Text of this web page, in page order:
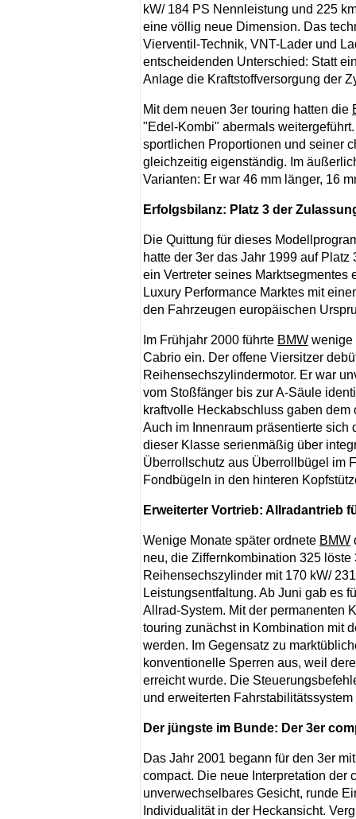
kW/ 184 PS Nennleistung und 225
eine völlig neue Dimension. Das
Vierventil-Technik, VNT-Lader und
entscheidenden Unterschied: Statt
Anlage die Kraftstoffversorgung der
Mit dem neuen 3er touring hatten die
"Edel-Kombi" abermals
sportlichen Proportionen und seiner
gleichzeitig eigenständig. Im
Varianten: Er war 46 mm länger, 16
Erfolgsbilanz: Platz 3 der
Die Quittung für dieses
hatte der 3er das Jahr 1999 auf
ein Vertreter seines Marktsegmentes
Luxury Performance Marktes mit
den Fahrzeugen europäischen
Im Frühjahr 2000 führte BMW wenige
Cabrio ein. Der offene Viersitzer
Reihensechszylindermotor. Er war
vom Stoßfänger bis zur A-Säule
kraftvolle Heckabschluss gaben
Auch im Innenraum präsentierte
dieser Klasse serienmäßig über
Überrollschutz aus Überrollbügel im
Fondbügeln in den hinteren
Erweiterter Vortrieb: Allradantrieb
Wenige Monate später ordnete BMW
neu, die Ziffernkombination 325
Reihensechszylinder mit 170 kW/
Leistungsentfaltung. Ab Juni gab es
Allrad-System. Mit der permanenten
touring zunächst in Kombination mit
werden. Im Gegensatz zu
konventionelle Sperren aus, weil
erreicht wurde. Die
und erweiterten
Der jüngste im Bunde: Der 3er
Das Jahr 2001 begann für den 3er
compact. Die neue Interpretation der
unverwechselbares Gesicht, runde
Individualität in der Heckansicht.